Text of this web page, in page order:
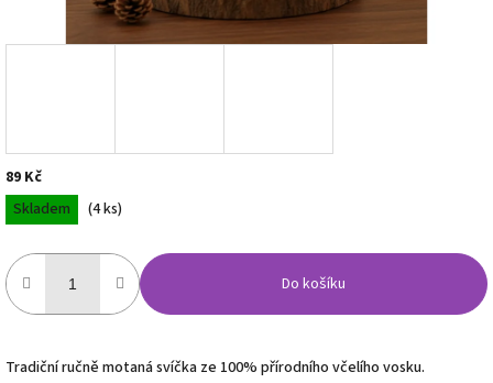
89 Kč
Měrná
cena:
Skladem (4 ks)
Do košíku
Tradiční ručně motaná svíčka ze 100% přírodního včelího vosku.